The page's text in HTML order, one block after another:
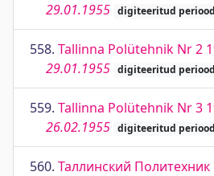
29.01.1955 digiteeritud
558. Tallinna Polütehnik Nr 2
29.01.1955 digiteeritud
559. Tallinna Polütehnik Nr 3
26.02.1955 digiteeritud
560. Таллинский